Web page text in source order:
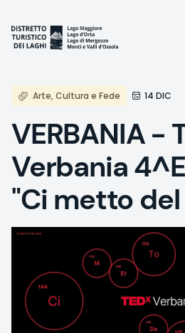
contenu
principal
Arte, Cultura e Fede 14 DIC
VERBANIA -
Verbania
"Ci metto